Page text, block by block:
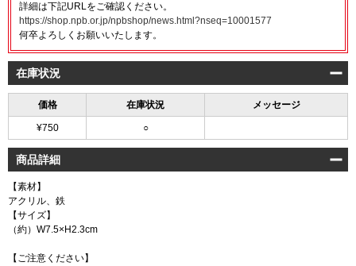
詳細は下記URLをご確認ください。
https://shop.npb.or.jp/npbshop/news.html?nseq=10001577
何卒よろしくお願いいたします。
在庫状況
価格 在庫状況 メッセージ
¥750 ○
商品詳細
【素材】
アクリル、鉄
【サイズ】
（約）W7.5×H2.3cm
【ご注意ください】